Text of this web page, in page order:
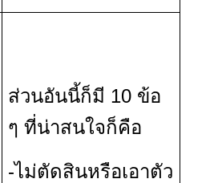
ส่วนอันนี้ก็มี 10 ข้อ
ๆ ที่น่าสนใจก็คือ
-ไม่ตัดสินหรือเอาตัว